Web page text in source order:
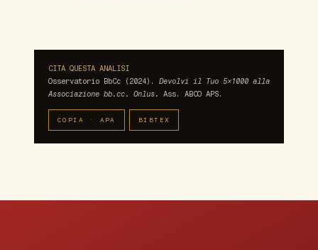
CITA QUESTA ANALISI
Osservatorio BbCc (2024). Devolvi il Tuo 5×1000 alla
Associazione bb.cc. Onlus.
Ass. ABCO APS.
COPIA · APA BIBTEX